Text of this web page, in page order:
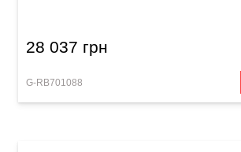
28 037 грн
G-RB701088